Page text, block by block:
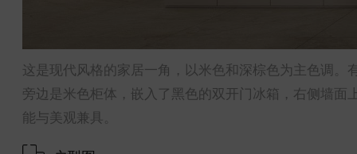
这是现代风格的家居一角，以米色和深棕色为主色调
旁边是米色柜体，嵌入了黑色的双开门冰箱，右侧墙
能与美观兼具。